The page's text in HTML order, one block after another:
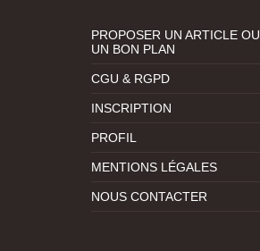
PROPOSER UN ARTICLE OU
UN BON PLAN
CGU & RGPD
INSCRIPTION
PROFIL
MENTIONS LÉGALES
NOUS CONTACTER